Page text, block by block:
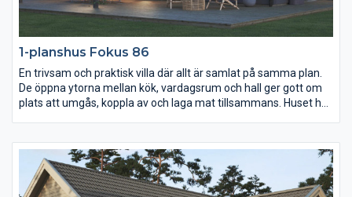
1-planshus Fokus 86
En trivsam och praktisk villa där allt är samlat på samma plan.
De öppna ytorna mellan kök, vardagsrum och hall ger gott om
plats att umgås, koppla av och laga mat tillsammans. Huset har
om ett lättskött fritidshus.